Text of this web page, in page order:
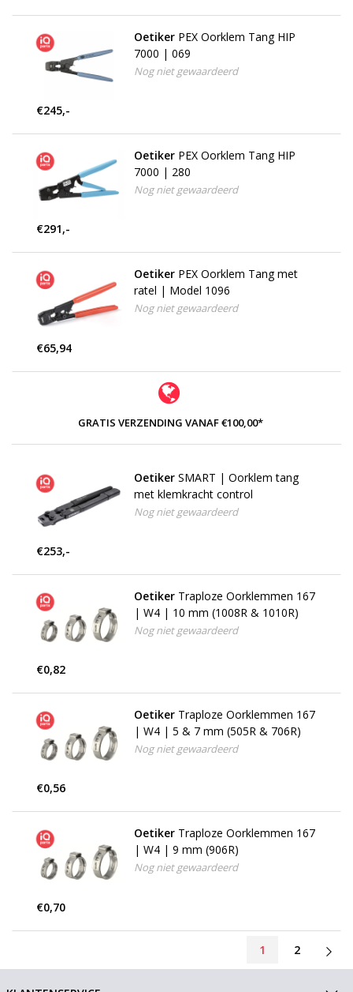
Oetiker PEX Oorklem Tang HIP
7000 | 069
Nog niet gewaardeerd
€245,-
Oetiker PEX Oorklem Tang HIP
7000 | 280
Nog niet gewaardeerd
€291,-
Oetiker PEX Oorklem Tang met
ratel | Model 1096
Nog niet gewaardeerd
€65,94
GRATIS VERZENDING VANAF €100,00*
Oetiker SMART | Oorklem tang
met klemkracht control
Nog niet gewaardeerd
€253,-
Oetiker Traploze Oorklemmen 167
| W4 | 10 mm (1008R & 1010R)
Nog niet gewaardeerd
€0,82
Oetiker Traploze Oorklemmen 167
| W4 | 5 & 7 mm (505R & 706R)
Nog niet gewaardeerd
€0,56
Oetiker Traploze Oorklemmen 167
| W4 | 9 mm (906R)
Nog niet gewaardeerd
€0,70
1 2